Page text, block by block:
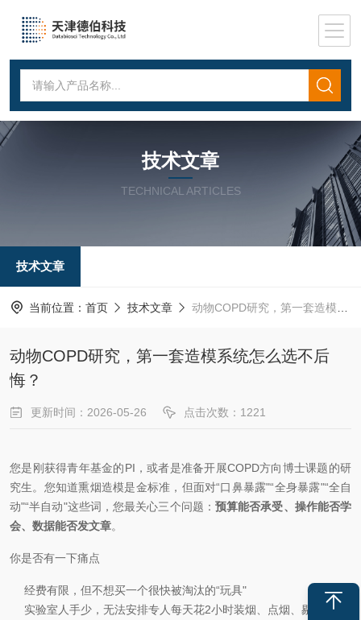
技术文章
TECHNICAL ARTICLES
技术文章
当前位置： 首页 技术文章 动物COPD研究，第一套造模系统怎么选不后悔？
动物COPD研究，第一套造模系统怎么选不后
悔？
更新时间：2026-05-26 点击次数：1221
您是刚获得青年基金的PI，或者是准备开展COPD方向博士课题的研
究生。您知道熏烟造模是金标准，但面对“口鼻暴露"“全身暴露"“全自
动"“半自动"这些词，您最关心三个问题： 预算能否承受、操作能否学
会、数据能否发文章。
你是否有一下痛点
经费有限，但不想买一个很快被淘汰的“玩具"
实验室人手少，无法安排专人每天花2小时装烟、点烟、剔烟蒂